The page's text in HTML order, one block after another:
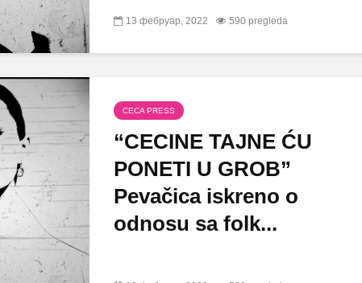
13 фебруар, 2022 590 pregleda
CECA PRESS
“CECINE TAJNE ĆU
PONETI U GROB”
Pevačica iskreno o
odnosu sa folk...